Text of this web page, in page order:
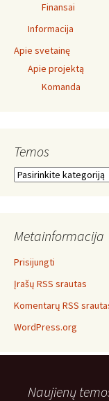
Finansai
Informacija
Apie svetainę
Apie projektą
Komanda
Temos
Temos
Metainformacija
Prisijungti
Įrašų RSS srautas
Komentarų RSS
WordPress.org
Naujienų